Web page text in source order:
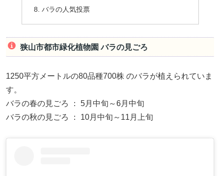
バラの人気投票
狭山市都市緑化植物園 バラの見ごろ
1250平方メートルの80品種700株 のバラが植えられていま
す。
バラの春の見ごろ ： 5月中旬～6月中旬
バラの秋の見ごろ ： 10月中旬～11月上旬